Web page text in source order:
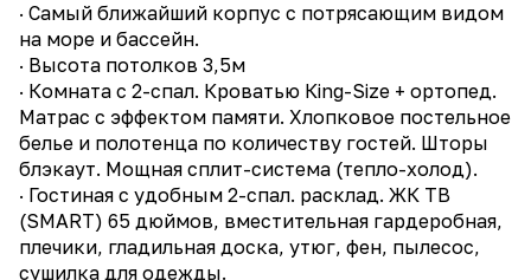
· Самый ближайший корпус с потрясающим видом
на море и бассейн.
· Высота потолков 3,5м
· Комната с 2-спал. Кроватью Кing-Sizе + ортопед.
Матрас с эффектом памяти. Хлопковое постельное
белье и полотенца по количеству гостей. Шторы
блэкаут. Мощная сплит-система (тепло-холод).
· Гостиная с удобным 2-спал. расклад. ЖК ТВ
(SМАRТ) 65 дюймов, вместительная гардеробная,
плечики, гладильная доска, утюг, фен, пылесос,
сушилка для одежды.